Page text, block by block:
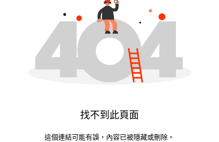
找不到此頁面
這個連結可能有誤，內容已被隱藏或刪除。